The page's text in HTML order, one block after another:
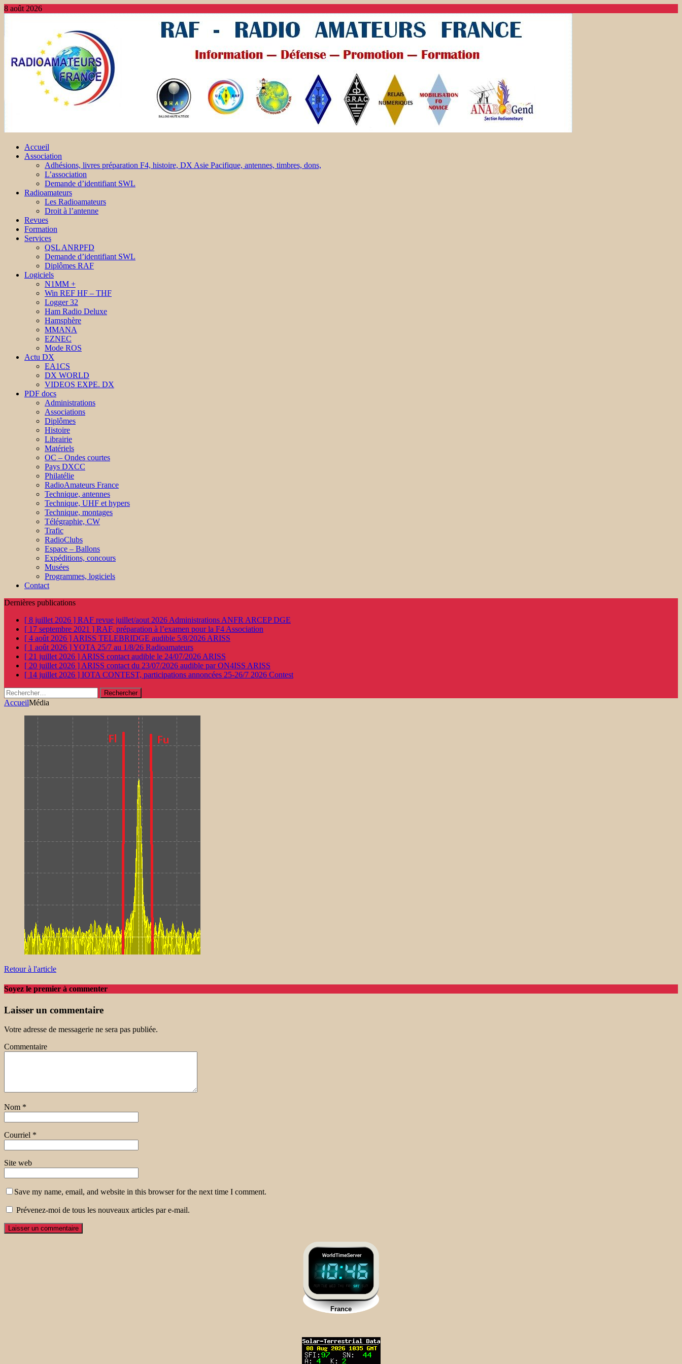
8 août 2026
Accueil
Association
Adhésions, livres préparation F4, histoire, DX Asie Pacifique, antennes, timbres, dons,
L’association
Demande d’identifiant SWL
Radioamateurs
Les Radioamateurs
Droit à l’antenne
Revues
Formation
Services
QSL ANRPFD
Demande d’identifiant SWL
Diplômes RAF
Logiciels
N1MM +
Win REF HF – THF
Logger 32
Ham Radio Deluxe
Hamsphère
MMANA
EZNEC
Mode ROS
Actu DX
EA1CS
DX WORLD
VIDEOS EXPE. DX
PDF docs
Administrations
Associations
Diplômes
Histoire
Librairie
Matériels
OC – Ondes courtes
Pays DXCC
Philatélie
RadioAmateurs France
Technique, antennes
Technique, UHF et hypers
Technique, montages
Télégraphie, CW
Trafic
RadioClubs
Espace – Ballons
Expéditions, concours
Musées
Programmes, logiciels
Contact
Dernières publications
[ 8 juillet 2026 ] RAF revue juillet/aout 2026 Administrations ANFR ARCEP DGE
[ 17 septembre 2021 ] RAF, préparation à l’examen pour la F4 Association
[ 4 août 2026 ] ARISS TELEBRIDGE audible 5/8/2026 ARISS
[ 1 août 2026 ]YOTA 25/7 au 1/8/26 Radioamateurs
[ 21 juillet 2026 ] ARISS contact audible le 24/07/2026 ARISS
[ 20 juillet 2026 ] ARISS contact du 23/07/2026 audible par ON4ISS ARISS
[ 14 juillet 2026 ] IOTA CONTEST, participations annoncées 25-26/7 2026 Contest
Rechercher :
AccueilMédia
Retour à l'article
Soyez le premier à commenter
Laisser un commentaire
Votre adresse de messagerie ne sera pas publiée.
Commentaire
Nom *
Courriel *
Site web
Save my name, email, and website in this browser for the next time I comment.
Prévenez-moi de tous les nouveaux articles par e-mail.